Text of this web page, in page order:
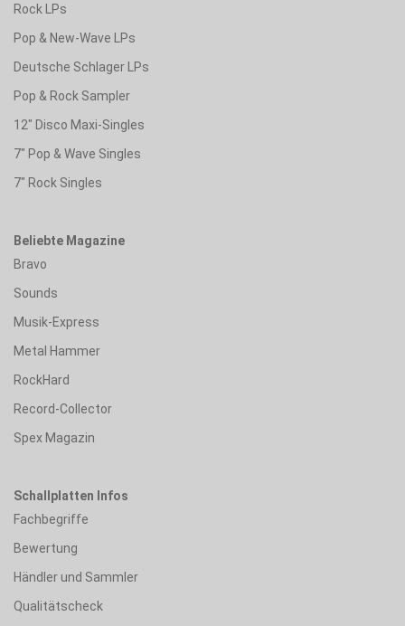
Rock LPs
Pop & New-Wave LPs
Deutsche Schlager LPs
Pop & Rock Sampler
12" Disco Maxi-Singles
7" Pop & Wave Singles
7" Rock Singles
Beliebte Magazine
Bravo
Sounds
Musik-Express
Metal Hammer
RockHard
Record-Collector
Spex Magazin
Schallplatten Infos
Fachbegriffe
Bewertung
Händler und Sammler
Qualitätscheck